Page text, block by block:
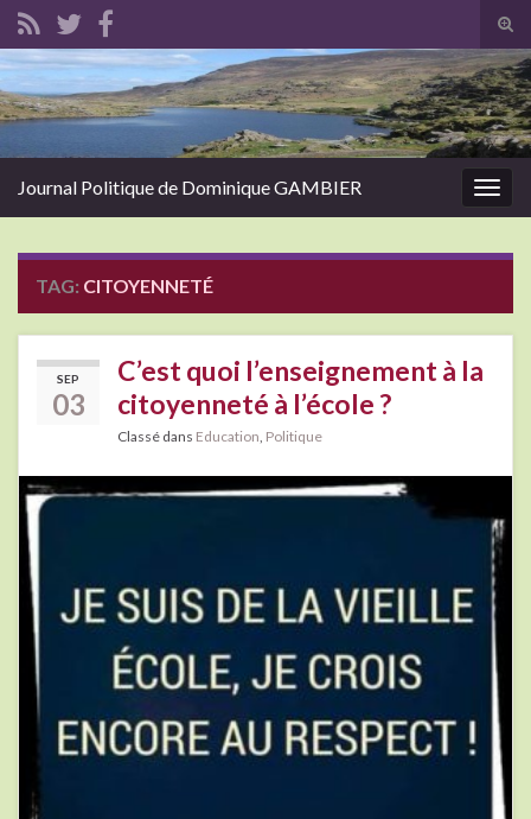
Search for:
Journal Politique de Dominique GAMBIER
TAG: CITOYENNETÉ
SEP
03
C’est quoi l’enseignement à la
citoyenneté à l’école ?
Classé dans Education Politique